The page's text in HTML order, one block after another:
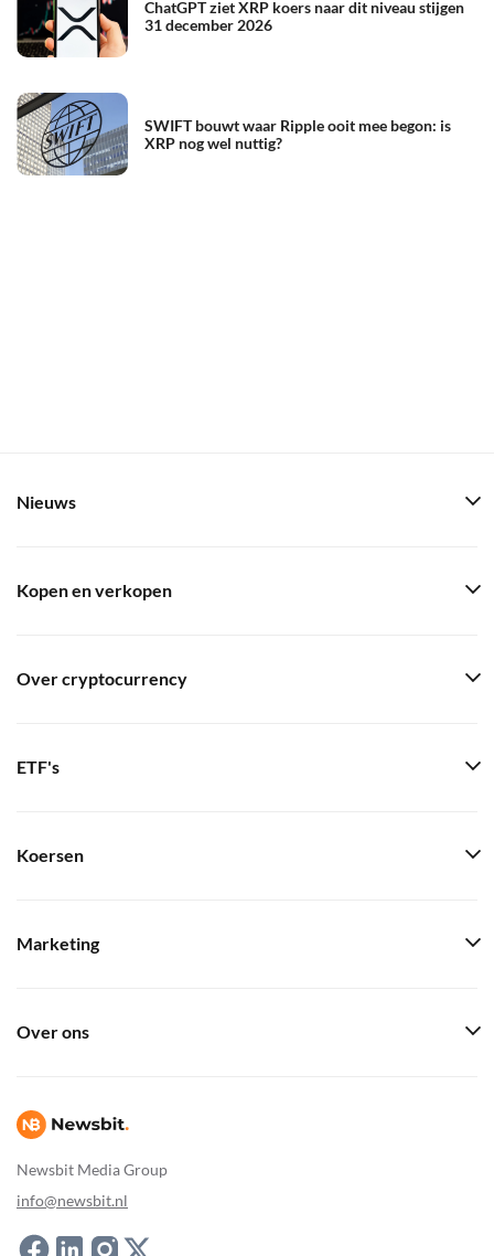
ChatGPT ziet XRP koers naar dit niveau stijgen
31 december 2026
SWIFT bouwt waar Ripple ooit mee begon: is
XRP nog wel nuttig?
Newsbit Media Group
info@newsbit.nl
Nieuws
Kopen en verkopen
Over cryptocurrency
ETF's
Koersen
Marketing
Over ons